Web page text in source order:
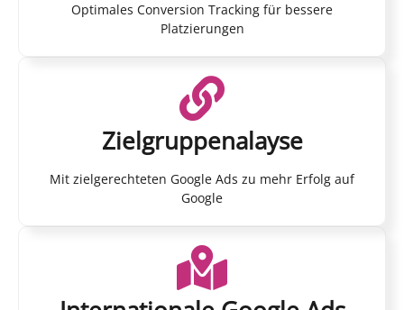
Optimales Conversion Tracking für bessere
Platzierungen
Zielgruppenalayse
Mit zielgerechteten Google Ads zu mehr Erfolg auf
Google